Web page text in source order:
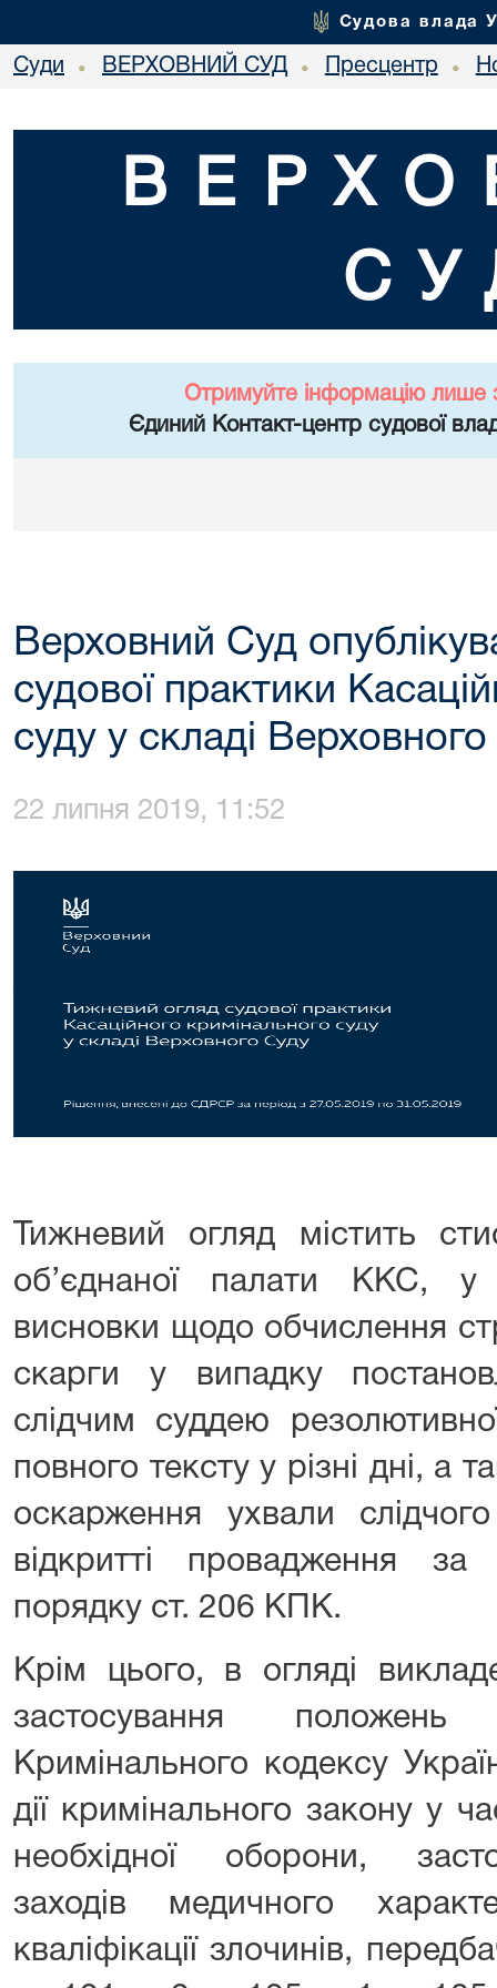
Судова влада
Суди • ВЕРХОВНИЙ СУД • Пресцентр •
Отримуйте інформацію лише
Єдиний Контакт-центр судової
Верховний Суд
судової практики
суду у складі
22 липня 2019, 11:52
Тижневий огляд містить
об’єднаної палати ККС, у
висновки щодо обчислення
скарги у випадку
слідчим суддею
повного тексту у різні дні, а
оскарження ухвали
відкритті провадження
порядку ст. 206 КПК.
Крім цього, в огляді
застосування положень
Кримінального кодексу
дії кримінального закону у
необхідної оборони,
заходів медичного
кваліфікації злочинів,